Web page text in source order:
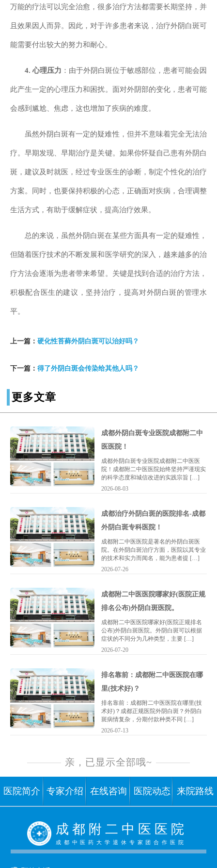
万能的疗法可以完全治愈，很多治疗方法都需要长期坚持，并
且效果因人而异。因此，对于许多患者来说，治疗外阴白斑可
能需要付出较大的努力和耐心。
4. 心理压力 ：由于外阴白斑位于敏感部位，患者可能会因
此产生一定的心理压力和困扰。面对外阴部的变化，患者可能
会感到尴尬、焦虑，这也增加了疾病的难度。
虽然外阴白斑有一定的疑难性，但并不意味着完全无法治
疗。早期发现、早期治疗是关键。如果你怀疑自己患有外阴白
斑，建议及时就医，经过专业医生的诊断，制定个性化的治疗
方案。同时，也要保持积极的心态，正确面对疾病，合理调整
生活方式，有助于缓解症状，提高治疗效果。
总的来说，虽然外阴白斑在某些方面具有一定的疑难性，
但随着医疗技术的不断发展和医学研究的深入，越来越多的治
疗方法会逐渐为患者带来希望。关键是找到合适的治疗方法，
积极配合医生的建议，坚持治疗，提高对外阴白斑的管理水
平。
上一篇： 硬化性苔藓外阴白斑可以治好吗？
下一篇： 得了外阴白斑会传染给其他人吗？
更多文章
成都外阴白斑专业医院成都附二中
医医院！
成都外阴白斑专业医院成都附二中医医
院！成都附二中医医院始终坚持严谨现实
的科学态度和城信改进的实践宗旨 […]
2026-08-03
成都治疗外阴白斑的医院排名-成都
外阴白斑专科医院！
成都附二中医医院是著名的外阴白斑医
院。在外阴白斑治疗方面，医院以其专业
的技术和实力而闻名，能为患者提 […]
2026-07-26
成都附二中医医院哪家好(医院正规
排名公布)外阴白斑医院。
成都附二中医医院哪家好(医院正规排名
公布)外阴白斑医院。外阴白斑可以根据
症状的不同分为几种类型，主要 […]
2026-07-20
排名靠前：成都附二中医医院在哪
里(技术好)？
排名靠前：成都附二中医医院在哪里(技
术好)？成都正规医院外阴白斑？外阴白
斑病情复杂，分期付款种类不同 […]
2026-07-13
亲，已显示全部哦~
医院简介 专家介绍 在线咨询 医院动态 来院路线
成 都 附 二 中 医 医 院
成都中医药大学退休专家团合作医院